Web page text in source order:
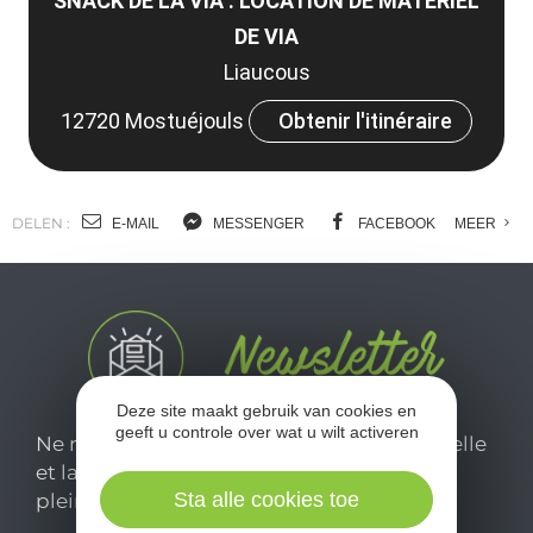
DE VIA
Liaucous
12720 Mostuéjouls
Obtenir l'itinéraire
DELEN : E-MAIL MESSENGER FACEBOOK MEER
Ne manquez pas notre newsletter mensuelle
et laissez-vous inspirer pour profiter
pleinement de votre séjour en Aveyron.
Deze site maakt gebruik van cookies en
geeft u controle over wat u wilt activeren
Sta alle cookies toe